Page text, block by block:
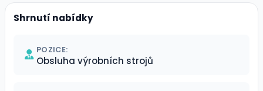
Shrnutí nabídky
POZICE:
Obsluha výrobních strojů